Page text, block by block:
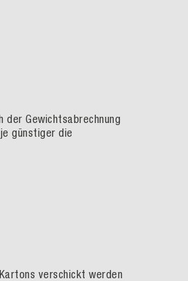
der Gewichtsabrechnung
günstiger die
verschickt werden